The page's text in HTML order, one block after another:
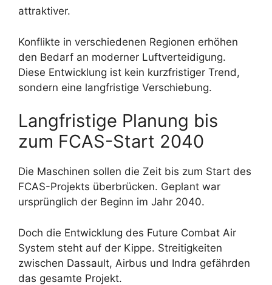
attraktiver.
Konflikte in verschiedenen Regionen erhöhen
den Bedarf an moderner Luftverteidigung.
Diese Entwicklung ist kein kurzfristiger Trend,
sondern eine langfristige Verschiebung.
Langfristige Planung bis
zum FCAS-Start 2040
Die Maschinen sollen die Zeit bis zum Start des
FCAS-Projekts überbrücken. Geplant war
ursprünglich der Beginn im Jahr 2040.
Doch die Entwicklung des Future Combat Air
System steht auf der Kippe. Streitigkeiten
zwischen Dassault, Airbus und Indra gefährden
das gesamte Projekt.